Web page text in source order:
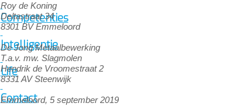
Competenties
Intelligentie
Life
Contact
Roy de Koning
Deltastraat 34
8301 BV Emmeloord
De Jong Metaalbewerking
T.a.v. mw. Slagmolen
Hendrik de Vroomestraat 2
8331 AV Steenwijk
Emmeloord, 5 september 2019